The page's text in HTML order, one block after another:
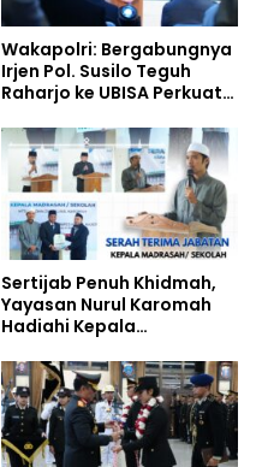
Wakapolri: Bergabungnya
Irjen Pol. Susilo Teguh
Raharjo ke UBISA Perkuat
Studi Kepolisian
Sertijab Penuh Khidmah,
Yayasan Nurul Karomah
Hadiahi Kepala
Umrah